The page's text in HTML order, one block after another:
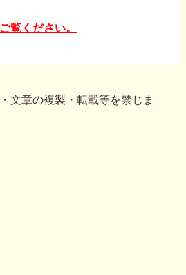
覧ください。
文章の複製・転載等を禁じま